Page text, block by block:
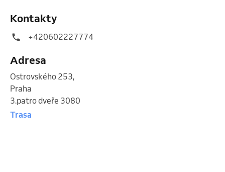
Kontakty
+420602227774
Adresa
Ostrovského 253,
Praha
3.patro dveře 3080
Trasa